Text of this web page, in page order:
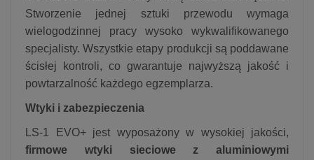
Stworzenie jednej sztuki przewodu wymaga
wielogodzinnej pracy wysoko wykwalifikowanego
specjalisty. Wszystkie etapy produkcji są poddawane
ścisłej kontroli, co gwarantuje najwyższą jakość i
powtarzalność każdego egzemplarza.
Wtyki i zabezpieczenia
LS-1 EVO+ jest wyposażony w wysokiej jakości,
firmowe wtyki sieciowe z aluminiowymi